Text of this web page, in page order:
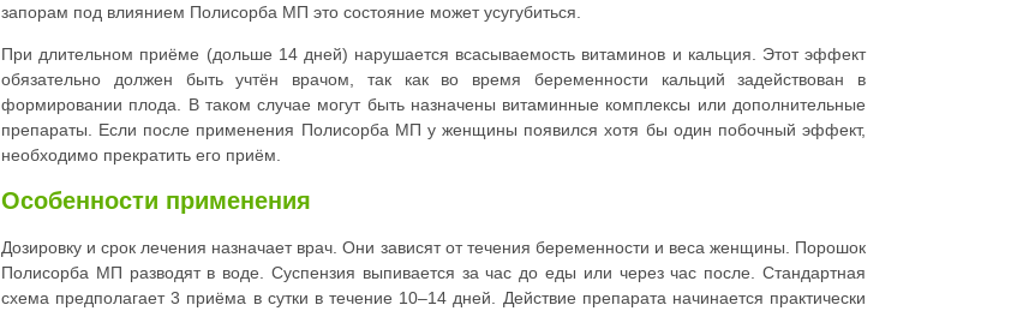
запорам под влиянием Полисорба МП это состояние может усугубиться.
При длительном приёме (дольше 14 дней) нарушается всасываемость витаминов и кальция. Этот эффект
обязательно должен быть учтён врачом, так как во время беременности кальций задействован в
формировании плода. В таком случае могут быть назначены витаминные комплексы или дополнительные
препараты. Если после применения Полисорба МП у женщины появился хотя бы один побочный эффект,
необходимо прекратить его приём.
Особенности применения
Дозировку и срок лечения назначает врач. Они зависят от течения беременности и веса женщины. Порошок
Полисорба МП разводят в воде. Суспензия выпивается за час до еды или через час после. Стандартная
схема предполагает 3 приёма в сутки в течение 10–14 дней. Действие препарата начинается практически